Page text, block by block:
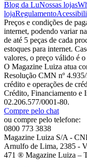
Blog da LuNossas lojas
lojaRegulamento
Preços e condições de
internet, podendo variar
de até 5 peças de cada
estoques para internet.
valores, o preço válido é o
O Magazine Luiza atua
Resolução CMN nº
crédito e operações de
Crédito, Financiamento e
02.206.577/0001-80.
Compre pelo chat
ou compre pelo telefone:
0800 773 3838
Magazine Luiza S/A -
Arnulfo de Lima, 2385 -
471 ® Magazine Luiza –